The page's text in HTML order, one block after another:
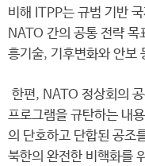
비해 ITPP는 규범 기반
NATO 간의 공통 전략 목
흥기술, 기후변화와 안보
한편, NATO 정상회의
프로그램을 규탄하는 내
의 단호하고 단합된 공조
북한의 완전한 비핵화를